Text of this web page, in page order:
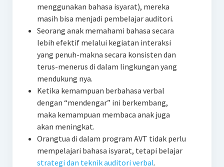
menggunakan bahasa isyarat), mereka
masih bisa menjadi pembelajar auditori.
Seorang anak memahami bahasa secara
lebih efektif melalui kegiatan interaksi
yang penuh-makna secara konsisten dan
terus-menerus di dalam lingkungan yang
mendukung nya.
Ketika kemampuan berbahasa verbal
dengan “mendengar” ini berkembang,
maka kemampuan membaca anak juga
akan meningkat.
Orangtua di dalam program AVT tidak perlu
mempelajari bahasa isyarat, tetapi belajar
strategi dan teknik auditori verbal.